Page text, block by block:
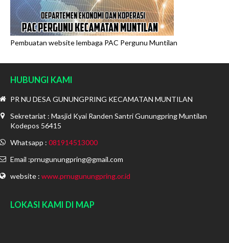
Pembuatan website lembaga PAC Pergunu Muntilan
HUBUNGI KAMI
PR NU DESA GUNUNGPRING KECAMATAN MUNTILAN
Sekretariat : Masjid Kyai Randen Santri Gunungpring Muntilan
Kodepos 56415
Whatsapp : 081914513000
Email :prnugunungpring@gmail.com
website : www.prnugunungpring.or.id
LOKASI KAMI DI MAP